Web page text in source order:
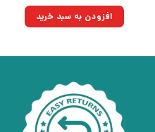
۳۵۰,۰۰۰تومان
بود.
۲۵۰,۲۵۰تومان.افزودن به سبد خرید